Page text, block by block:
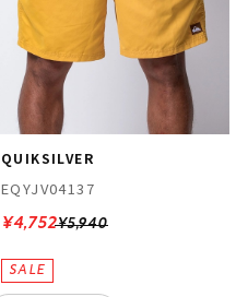
QUIKSILVER
EQYJV04137
¥5,940
¥4,752